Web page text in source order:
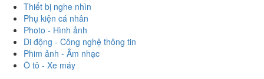
Thiết bị nghe nhìn
Phụ kiện cá nhân
Photo - Hình ảnh
Di động - Công nghệ thông tin
Phim ảnh - Âm nhạc
Ô tô - Xe máy